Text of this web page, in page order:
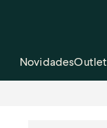
NovidadesOutlet